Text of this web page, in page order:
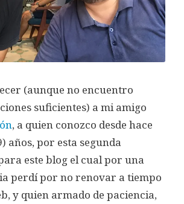
(aunque no encuentro
suficientes) a mi amigo
, a quien conozco desde hace
años, por esta segunda
este blog el cual por una
perdí por no renovar a tiempo
y quien armado de paciencia,